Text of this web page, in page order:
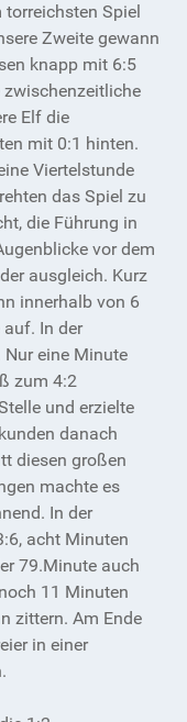
Spiel
Zweite gewann
knapp mit 6:5
Elf die
mit 0:1 hinten.
Viertelstunde
das Spiel zu
die Führung in
vor dem
ausgleich. Kurz
innerhalb von 6
In der
eine Minute
zum 4:2
und erzielte
danach
diesen großen
machte es
In der
acht Minuten
79.Minute auch
11 Minuten
zittern. Am Ende
in einer